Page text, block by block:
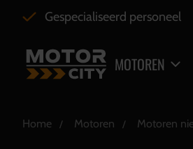
Gespecialiseerd personeel
MOTOREN
Home Motoren Motoren